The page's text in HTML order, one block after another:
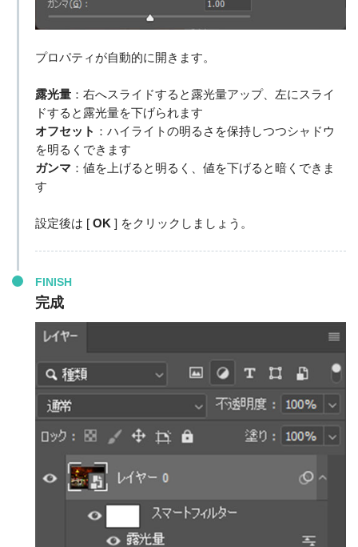
プロパティが自動的に開きます。
露光量：右へスライドすると露光量アップ、左にスライ
ドすると露光量を下げられます
オフセット ：ハイライトの明るさを保持しつつシャドウ
を明るくできます
ガンマ：値を上げると明るく、値を下げると暗くできま
す
設定後は [ OK ] をクリックしましょう。
FINISH
完成